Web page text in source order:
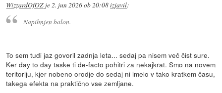
WizzardOfOZ je2. jun 2026 ob 20:08izjavil:
Napihnjen balon.
To sem tudi jaz govoril zadnja leta... sedaj pa nisem več čist sure.
Ker day to day taske ti de-facto pohitri za nekajkrat. Smo na novem
teritoriju, kjer nobeno orodje do sedaj ni imelo v tako kratkem času,
takega efekta na praktično vse zemljane.